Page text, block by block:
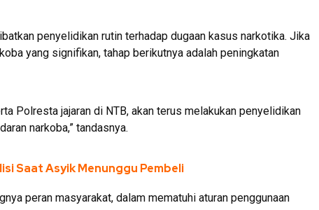
penyelidikan rutin terhadap dugaan kasus narkotika. Jika
yang signifikan, tahap berikutnya adalah peningkatan
Polresta jajaran di NTB, akan terus melakukan penyelidikan
narkoba,” tandasnya.
Saat Asyik Menunggu Pembeli
peran masyarakat, dalam mematuhi aturan penggunaan